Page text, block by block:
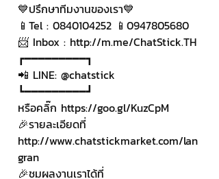
💙ปรึกษาทีมงานของเรา💙
📱Tel : 0840104252 📱0947805680
📨 Inbox : http://m.me/ChatStick.TH
┏━━━━━━━━━┓
📲 LINE: @chatstick
┗━━━━━━━━━┛
หรือคลิ๊ก https://goo.gl/KuzCpM
🎉รายละเอียดที่
http://www.chatstickmarket.com/lan
gran
🎉ชมผลงานเราได้ที่